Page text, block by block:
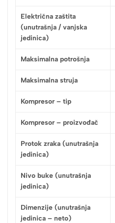
Električna zaštita
(unutrašnja / vanjska
jedinica)
Maksimalna potrošnja
Maksimalna struja
Kompresor – tip
Kompresor – proizvođač
Protok zraka (unutrašnja
jedinica)
Nivo buke (unutrašnja
jedinica)
Dimenzije (unutrašnja
jedinica – neto)